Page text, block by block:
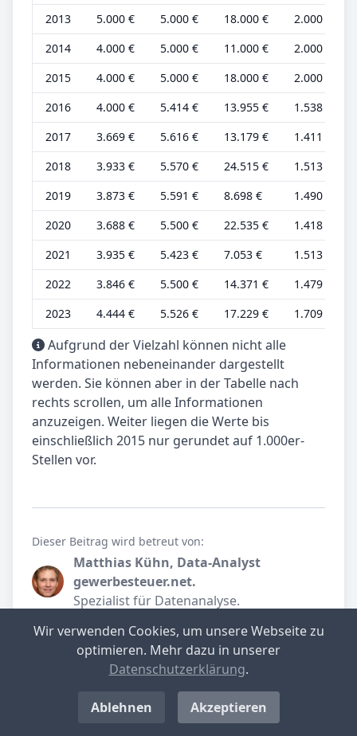
2013
5.000 € 5.000 € 18.000 €
2.000 €
2014
4.000 € 5.000 € 11.000 €
2.000 €
2015
4.000 € 5.000 € 18.000 €
2.000 €
2016
4.000 € 5.414 € 13.955 €
1.538 €
2017
3.669 € 5.616 € 13.179 €
1.411 €
2018
3.933 € 5.570 € 24.515 €
1.513 €
2019
3.873 € 5.591 € 8.698 €
1.490 €
2020
3.688 € 5.500 € 22.535 €
1.418 €
2021
3.935 € 5.423 € 7.053 €
1.513 €
2022
3.846 € 5.500 € 14.371 €
1.479 €
2023
4.444 € 5.526 € 17.229 € 1.709 €
Aufgrund der Vielzahl können nicht alle
Informationen nebeneinander dargestellt
werden. Sie können aber in der Tabelle nach
rechts scrollen, um alle Informationen
anzuzeigen. Weiter liegen die Werte bis
einschließlich 2015 nur gerundet auf 1.000er-
Stellen vor.
Dieser Beitrag wird betreut von:
Matthias Kühn, Data-Analyst
gewerbesteuer.net.
Spezialist für Datenanalyse.
Teilen Sie unseren Beitrag
Immenstedt (bei Albersdorf) im
Wir verwenden Cookies, um unsere Webseite zu
optimieren. Mehr dazu in unserer
Datenschutzerklärung.
Ablehnen Akzeptieren